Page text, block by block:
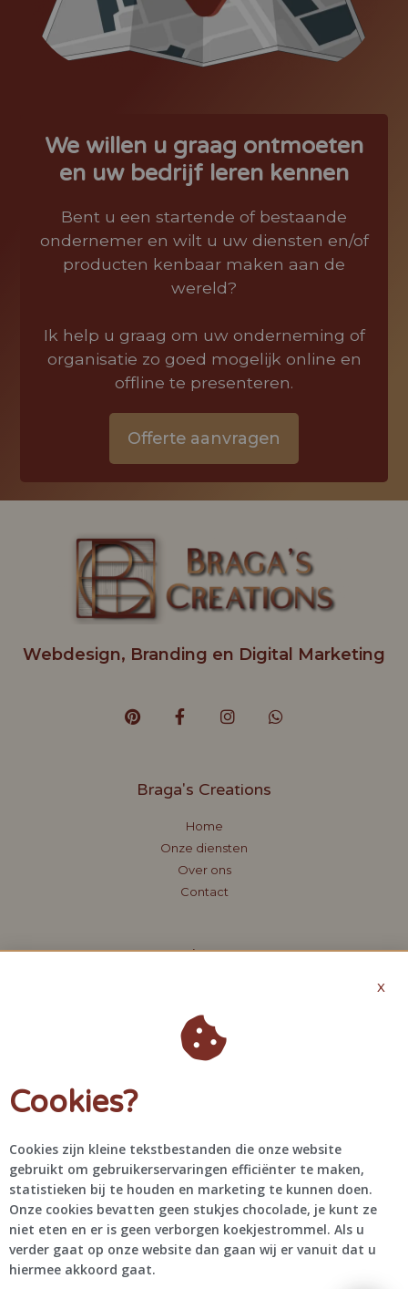
We willen u graag ontmoeten
en uw bedrijf leren kennen
Bent u een startende of bestaande
ondernemer en wilt u uw diensten en/of
producten kenbaar maken aan de
wereld?
Ik help u graag om uw onderneming of
organisatie zo goed mogelijk online en
offline te presenteren.
Offerte aanvragen
Webdesign, Branding en Digital Marketing
Braga's Creations
Home
Onze diensten
Over ons
Contact
About
Algemene voorwaarden
Privacybeleid
info@bragascreations.com
@bragascreations
X
Cookies?
Cookies zijn kleine tekstbestanden die onze website
gebruikt om gebruikerservaringen efficiënter te maken,
statistieken bij te houden en marketing te kunnen doen.
Onze cookies bevatten geen stukjes chocolade, je kunt ze
niet eten en er is geen verborgen koekjestrommel. Als u
verder gaat op onze website dan gaan wij er vanuit dat u
hiermee akkoord gaat.